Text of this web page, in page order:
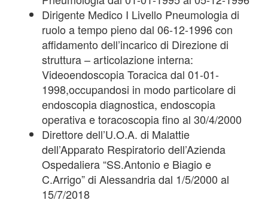
Dirigente Medico I Livello Pneumologia di
ruolo a tempo pieno dal 06-12-1996 con
affidamento dell’incarico di Direzione di
struttura – articolazione interna:
Videoendoscopia Toracica dal 01-01-
1998,occupandosi in modo particolare di
endoscopia diagnostica, endoscopia
operativa e toracoscopia fino al 30/4/2000
Direttore dell’U.O.A. di Malattie
dell’Apparato Respiratorio dell’Azienda
Ospedaliera “SS.Antonio e Biagio e
C.Arrigo” di Alessandria dal 1/5/2000 al
15/7/2018